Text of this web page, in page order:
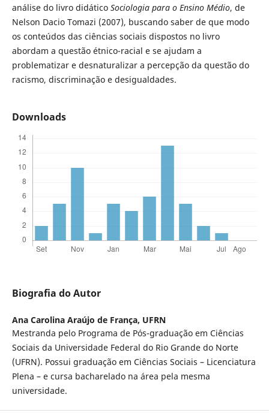
análise do livro didático Sociologia para o Ensino Médio, de
Nelson Dacio Tomazi (2007), buscando saber de que modo
os conteúdos das ciências sociais dispostos no livro
abordam a questão étnico-racial e se ajudam a
problematizar e desnaturalizar a percepção da questão do
racismo, discriminação e desigualdades.
Downloads
Biografia do Autor
Ana Carolina Araújo de França, UFRN
Mestranda pelo Programa de Pós-graduação em Ciências
Sociais da Universidade Federal do Rio Grande do Norte
(UFRN). Possui graduação em Ciências Sociais – Licenciatura
Plena – e cursa bacharelado na área pela mesma
universidade.